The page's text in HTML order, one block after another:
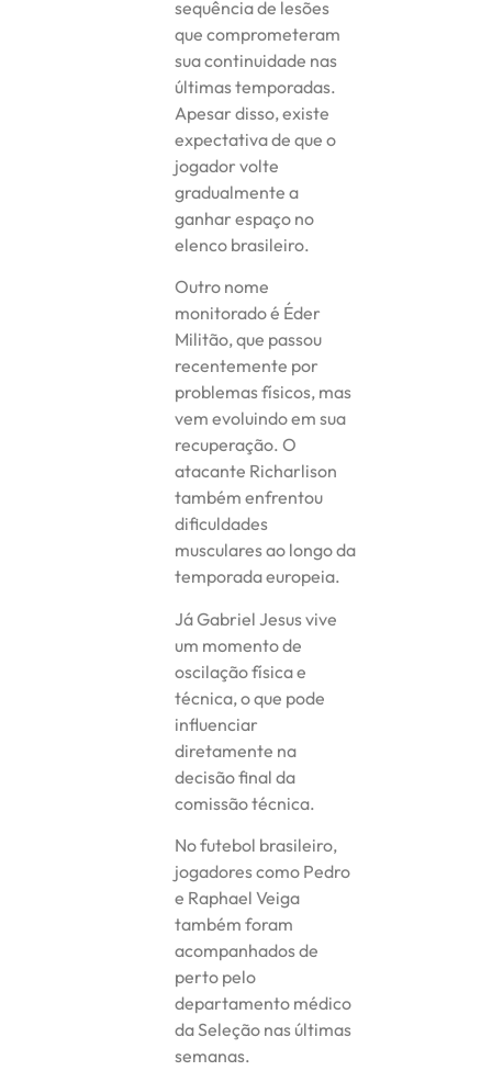
sequência de lesões
que comprometeram
sua continuidade nas
últimas temporadas.
Apesar disso, existe
expectativa de que o
jogador volte
gradualmente a
ganhar espaço no
elenco brasileiro.
Outro nome
monitorado é Éder
Militão, que passou
recentemente por
problemas físicos, mas
vem evoluindo em sua
recuperação. O
atacante Richarlison
também enfrentou
dificuldades
musculares ao longo da
temporada europeia.
Já Gabriel Jesus vive
um momento de
oscilação física e
técnica, o que pode
influenciar
diretamente na
decisão final da
comissão técnica.
No futebol brasileiro,
jogadores como Pedro
e Raphael Veiga
também foram
acompanhados de
perto pelo
departamento médico
da Seleção nas últimas
semanas.